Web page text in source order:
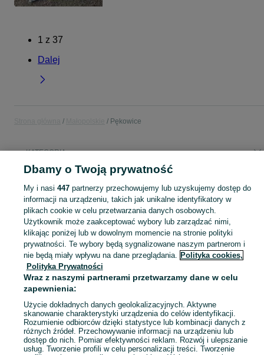
1 z 37
Dalej
Pękowice
KATEGORIA
26player dartmoor gamer 24player dirt
Zobacz
Mapa kategorii
Mapa miejscowości
Mapa ministron
Popularne wyszukiwania
Dbamy o Twoją prywatność
My i nasi 447partnerzy przechowujemy lub uzyskujemy dostęp do
informacji na urządzeniu, takich jak unikalne identyfikatory w
plikach cookie w celu przetwarzania danych osobowych.
Użytkownik może zaakceptować wybory lub zarządzać nimi,
klikając poniżej lub w dowolnym momencie na stronie polityki
prywatności. Te wybory będą sygnalizowane naszym partnerom i
nie będą miały wpływu na dane przeglądania. Polityka cookies,
Polityka Prywatności
Wraz z naszymi partnerami przetwarzamy dane w celu
zapewnienia:
Użycie dokładnych danych geolokalizacyjnych. Aktywne
skanowanie charakterystyki urządzenia do celów identyfikacji.
Rozumienie odbiorców dzięki statystyce lub kombinacji danych z
różnych źródeł. Przechowywanie informacji na urządzeniu lub
dostęp do nich. Pomiar efektywności reklam. Rozwój i ulepszanie
usług. Tworzenie profili w celu personalizacji treści. Tworzenie